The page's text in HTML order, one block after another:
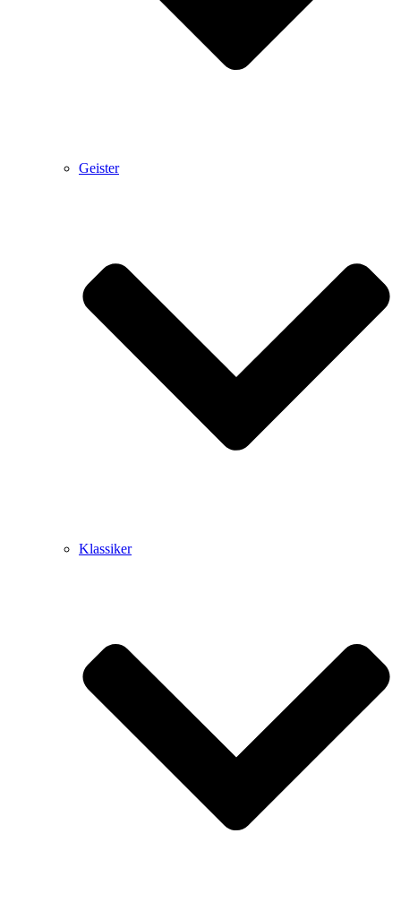
Geister
Klassiker